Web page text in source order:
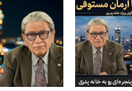
پنجره‌ای رو به خانه پدری